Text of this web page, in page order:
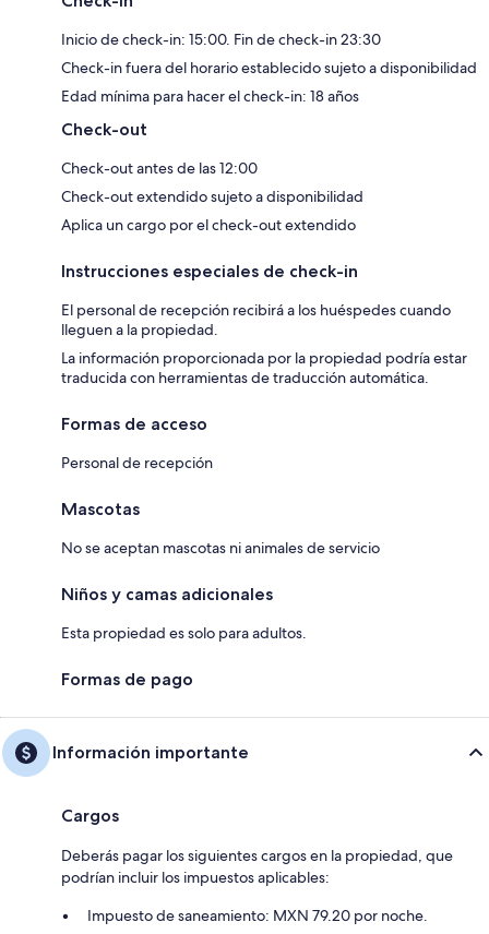
Inicio de check-in: 15:00. Fin de check-in 23:30
Check-in fuera del horario establecido sujeto a disponibilidad
Edad mínima para hacer el check-in: 18 años
Check-out
Check-out antes de las 12:00
Check-out extendido sujeto a disponibilidad
Aplica un cargo por el check-out extendido
Instrucciones especiales de check-in
El personal de recepción recibirá a los huéspedes cuando
lleguen a la propiedad.
La información proporcionada por la propiedad podría estar
traducida con herramientas de traducción automática.
Formas de acceso
Personal de recepción
Mascotas
No se aceptan mascotas ni animales de servicio
Niños y camas adicionales
Esta propiedad es solo para adultos.
Formas de pago
Información importante
Cargos
Deberás pagar los siguientes cargos en la propiedad, que
podrían incluir los impuestos aplicables:
Impuesto de saneamiento: MXN 79.20 por noche.